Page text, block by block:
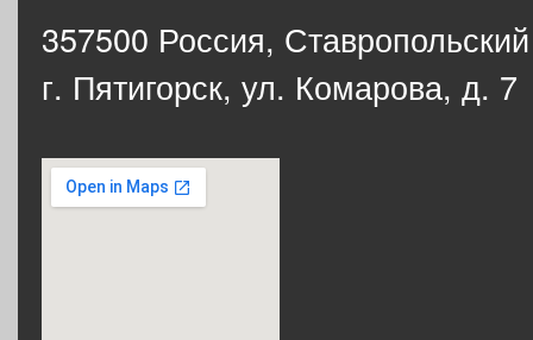
357500 Россия,
г. Пятигорск, ул. Комарова, д. 7